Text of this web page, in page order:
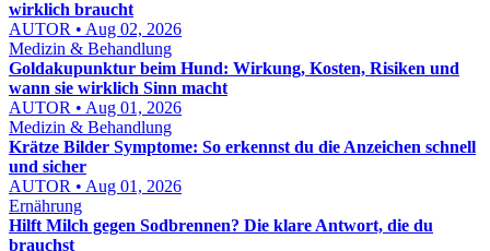
wirklich braucht
AUTOR • Aug 02, 2026
Medizin & Behandlung
Goldakupunktur beim Hund: Wirkung, Kosten, Risiken und
wann sie wirklich Sinn macht
AUTOR • Aug 01, 2026
Medizin & Behandlung
Krätze Bilder Symptome: So erkennst du die Anzeichen schnell
und sicher
AUTOR • Aug 01, 2026
Ernährung
Hilft Milch gegen Sodbrennen? Die klare Antwort, die du
brauchst